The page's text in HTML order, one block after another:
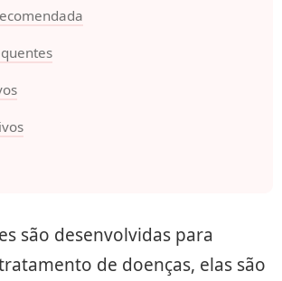
são desenvolvidas para
de doenças, elas são